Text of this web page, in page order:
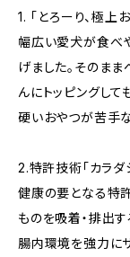
1. 「とろーり、極上
幅広い愛犬が食べ
げました。そのま
んにトッピングして
硬いおやつが苦手な
2.特許技術「カラダ
健康の要となる特
ものを吸着・排出
腸内環境を強力に